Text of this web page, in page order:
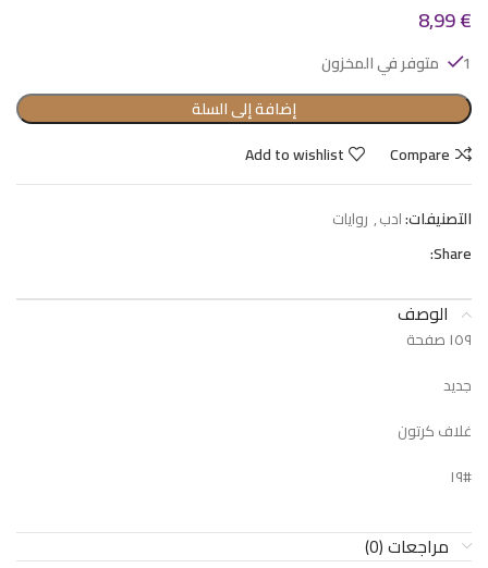
8,99€
1 متوفر في المخزون
إضافة إلى السلة
Compare
Add to wishlist
التصنيفات:ادب, روايات
Share:
الوصف
١٥٩ صفحة
جديد
غلاف كرتون
#١٩
مراجعات (0)